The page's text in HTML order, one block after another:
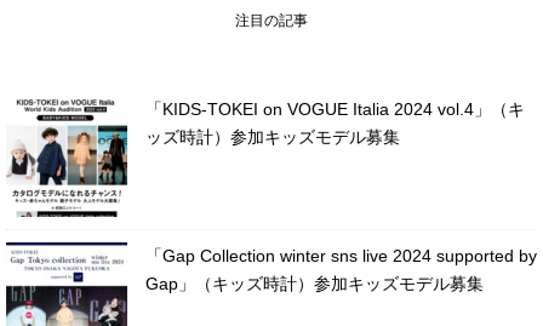
注目の記事
「KIDS-TOKEI on VOGUE Italia 2024 vol.4」（キ
ッズ時計）参加キッズモデル募集
「Gap Collection winter sns live 2024 supported by
Gap」（キッズ時計）参加キッズモデル募集